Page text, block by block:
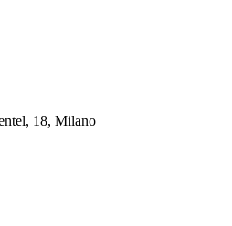
18, Milano